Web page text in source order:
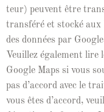
teur) peu­vent être
trans­féré et stocké
des don­nées par
Veuillez égale­ment lire
Google Maps si vous
pas d’ac­cord avec le
vous êtes d’ac­cord,